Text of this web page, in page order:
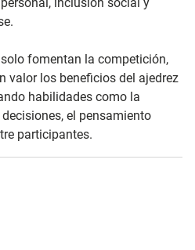
fomentan la competición,
valor los beneficios del ajedrez
habilidades como la
el pensamiento
participantes.